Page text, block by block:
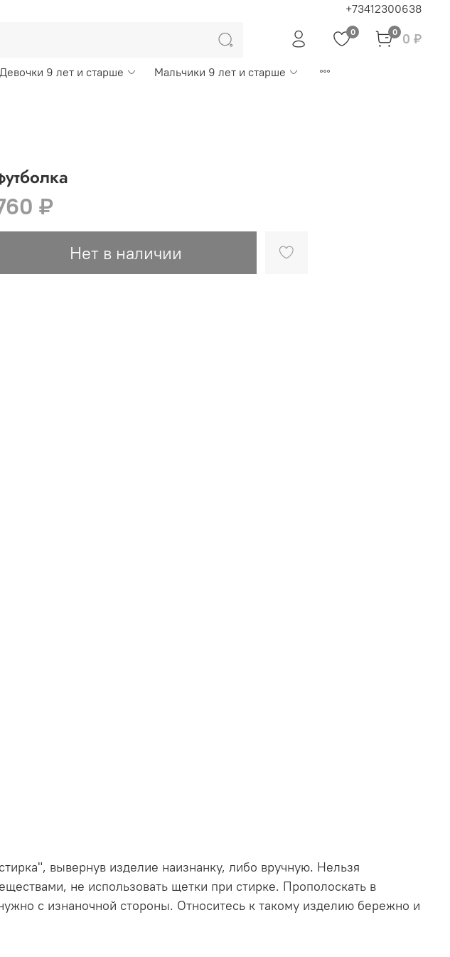
+73412300638
0 0 0 ₽
Девочки 9 лет и старше Мальчики 9 лет и старше
₽
Нет в наличии
вывернув изделие наизнанку, либо вручную. Нельзя
не использовать щетки при стирке. Прополоскать в
с изнаночной стороны. Относитесь к такому изделию бережно и